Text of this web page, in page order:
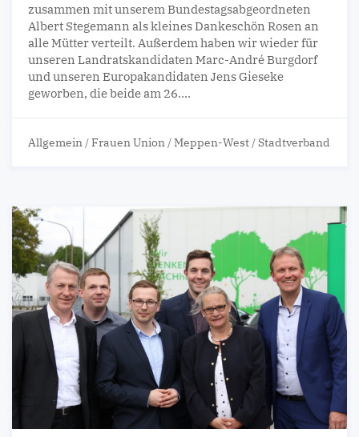
zusammen mit unserem Bundestagsabgeordneten
Albert Stegemann als kleines Dankeschön Rosen an
alle Mütter verteilt. Außerdem haben wir wieder für
unseren Landratskandidaten Marc-André Burgdorf
und unseren Europakandidaten Jens Gieseke
geworben, die beide am 26.…
Allgemein /Frauen Union /Meppen-West /Stadtverband